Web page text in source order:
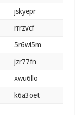
jskyepr
rrrzvcf
5r6wi5m
jzr77fn
xwu6llo
k6a3oet